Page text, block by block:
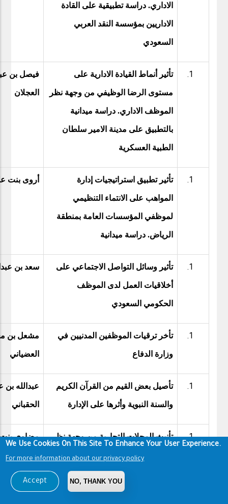
الاداري. دراسة تطبيقية على القادة
الاداريين بمؤسسة النقد العربي
السعودي
تأثير أنماط القيادة الادارية على
مستوى الرضا الوظيفي من وجهة نظر
الموظف الاداري. دراسة ميدانية
بالتطبيق على مدينة الامير سلطان
الطبية العسكرية
فيصل بن
العجلان
تأثير تطبيق استراتيجيات إدارة
المواهب على الانتماء التنظيمي
لموظفي المؤسسات العامة بمنطقة
الرياض. دراسة ميدانية
أروى بنت
تأثير وسائل التواصل الاجتماعي على
أخلاقيات العمل لدى الموظف
الحكومي السعودي
سعد بن
تأخر ترقيات الموظفين المدنيين في
وزارة الدفاع
مشعل بن
العضياني
تأصيل بعض القيم من القرآن الكريم
والسنة النبوية وأثرها على الإدارة
عبدالله بن
الحقباني
تأنيث المحلات التجارية من وجهة نظر
المتسوقات. دراسة ميدانية
مضاوي بنت
أبوردون
تحديات مشروع الملك عبدالله لتطوير سعد علي
We Use Cookies On This Site To Enhance Your User Experience.
For more information about our privacy policy
Accept NO, THANK YOU